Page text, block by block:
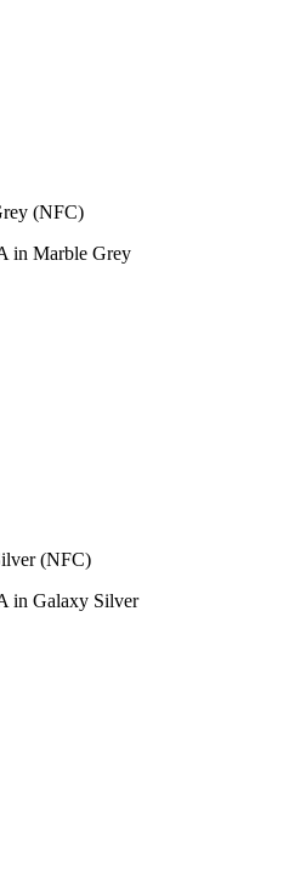
(NFC)
in Marble Grey
(NFC)
in Galaxy Silver